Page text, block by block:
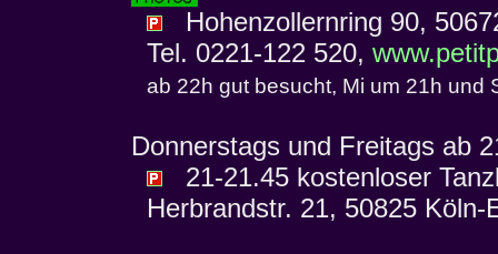
Hohenzollernring 90,
Tel. 0221-122 520,
ab 22h gut besucht, Mi um 21h und
Donnerstags und Freitags ab
21-21.45 kostenloser
Herbrandstr. 21, 50825 Köln-